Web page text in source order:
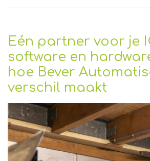
Eén partner voor je
software en
hoe Bever
verschil maakt